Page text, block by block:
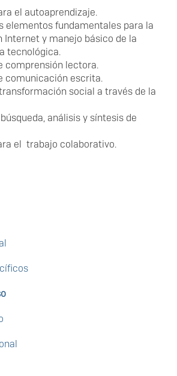
el autoaprendizaje.
elementos fundamentales para la
Internet y manejo básico de la
tecnológica.
comprensión lectora.
comunicación escrita.
social a través de la
análisis y síntesis de
el trabajo colaborativo.